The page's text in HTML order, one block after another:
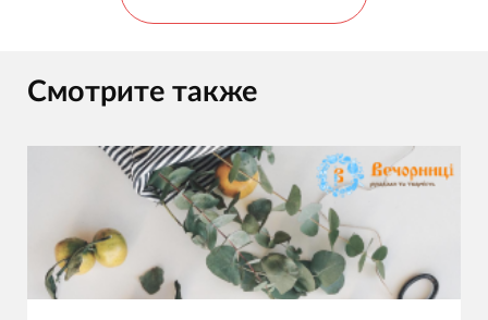
Смотрите также